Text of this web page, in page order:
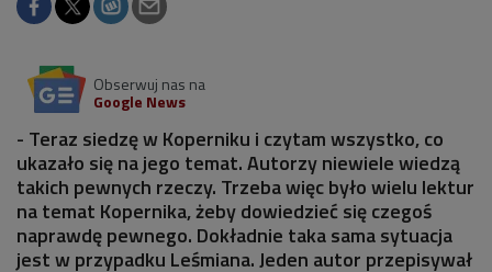
Obserwuj nas na
Google News
- Teraz siedzę w Koperniku i czytam wszystko, co
ukazało się na jego temat. Autorzy niewiele wiedzą
takich pewnych rzeczy. Trzeba więc było wielu lektur
na temat Kopernika, żeby dowiedzieć się czegoś
naprawdę pewnego. Dokładnie taka sama sytuacja
jest w przypadku Leśmiana. Jeden autor przepisywał